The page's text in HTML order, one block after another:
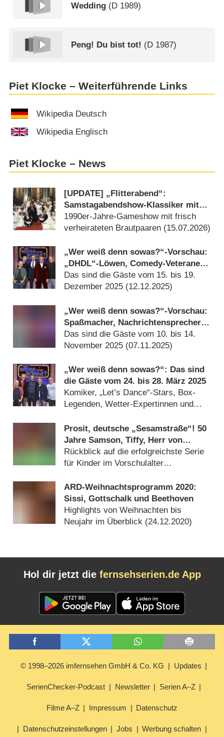
Wedding (D 1989)
Peng! Du bist tot! (D 1987)
Piet Klocke – Weiterführende Links
Wikipedia Deutsch
Wikipedia Englisch
Piet Klocke – News
[UPDATE] „Flitterabend“:
Samstagabendshow-Klassiker mit
Michael Schanze wird wiederholt
1990er-Jahre-Gameshow mit frisch
verheirateten Brautpaaren (15.07.2026)
„Wer weiß denn sowas?“-Vorschau:
„DHDL“-Löwen, Comedy-Veteranen
und musikalische Prinzen
Das sind die Gäste vom 15. bis 19.
Dezember 2025 (12.12.2025)
„Wer weiß denn sowas?“-Vorschau:
Spaßmacher, Nachrichtensprecher
und Sportexperten
Das sind die Gäste vom 10. bis 14.
November 2025 (07.11.2025)
„Wer weiß denn sowas?“: Das sind
die Gäste vom 24. bis 28. März 2025
Komiker, „Let’s Dance“-Stars, Box-
Legenden, Wetter-Expertinnen und
Prosit, deutsche „Sesamstraße“! 50
Jahre Samson, Tiffy, Herr von
Bödefeld und Co.
Rückblick auf die erfolgreichste Serie
für Kinder im Vorschulalter
ARD-Weihnachtsprogramm 2020:
Sissi, Gottschalk und Beethoven
Highlights von Weihnachten bis
Neujahr im Überblick (24.12.2020)
Hol dir jetzt die fernsehserien.de App
© 1998–2026 imfernsehen GmbH & Co. KG Updates
SerienChecker-Podcast Newsletter Serien A–Z
Filme A–Z Impressum Datenschutz
Datenschutzeinstellungen Jobs Werbung schalten